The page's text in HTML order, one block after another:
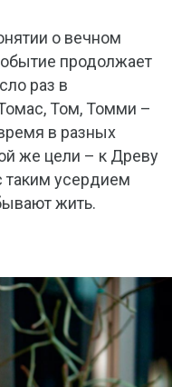
о вечном
продолжает
раз в
Том, Томми –
в разных
же цели – к Древу
таким усердием
жить.